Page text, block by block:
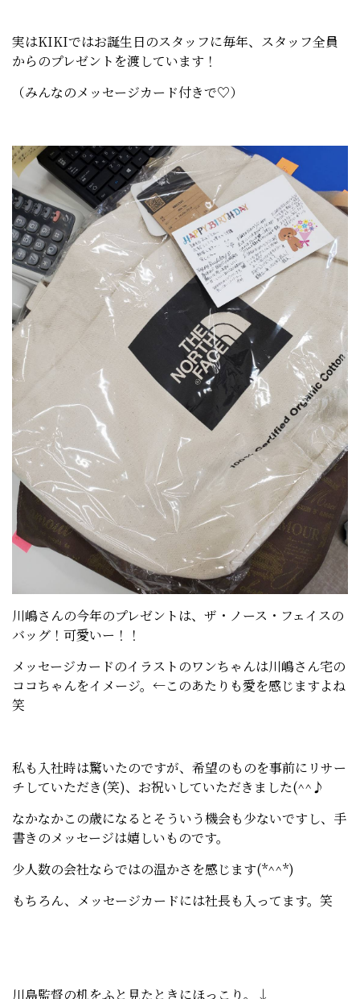
実はKIKIではお誕生日のスタッフに毎年、スタッフ全員
からのプレゼントを渡しています！
（みんなのメッセージカード付きで♡）
川嶋さんの今年のプレゼントは、ザ・ノース・フェイスの
バッグ！可愛いー！！
メッセージカードのイラストのワンちゃんは川嶋さん宅の
ココちゃんをイメージ。←このあたりも愛を感じますよね
笑
私も入社時は驚いたのですが、希望のものを事前にリサー
チしていただき(笑)、お祝いしていただきました(^^♪
なかなかこの歳になるとそういう機会も少ないですし、手
書きのメッセージは嬉しいものです。
少人数の会社ならではの温かさを感じます(*^^*)
もちろん、メッセージカードには社長も入ってます。笑
川島監督の机をふと見たときにほっこり。↓